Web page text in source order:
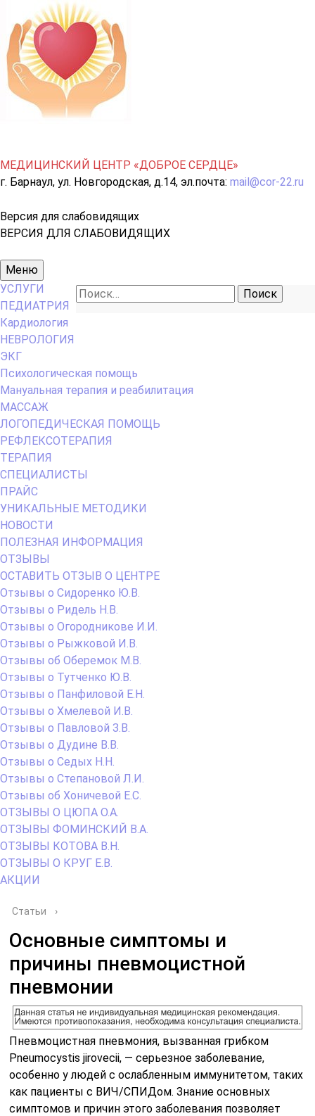
МЕДИЦИНСКИЙ ЦЕНТР «ДОБРОЕ СЕРДЦЕ»
г. Барнаул, ул. Новгородская, д.14, эл.почта: mail@cor-22.ru
Версия для слабовидящих
ВЕРСИЯ ДЛЯ СЛАБОВИДЯЩИХ
Основное
меню
Меню
Найти:
УСЛУГИ
ПЕДИАТРИЯ
Кардиология
НЕВРОЛОГИЯ
ЭКГ
Психологическая помощь
Мануальная терапия и реабилитация
МАССАЖ
ЛОГОПЕДИЧЕСКАЯ ПОМОЩЬ
РЕФЛЕКСОТЕРАПИЯ
ТЕРАПИЯ
СПЕЦИАЛИСТЫ
ПРАЙС
УНИКАЛЬНЫЕ МЕТОДИКИ
НОВОСТИ
ПОЛЕЗНАЯ ИНФОРМАЦИЯ
ОТЗЫВЫ
ОСТАВИТЬ ОТЗЫВ О ЦЕНТРЕ
Отзывы о Сидоренко Ю.В.
Отзывы о Ридель Н.В.
Отзывы о Огородникове И.И.
Отзывы о Рыжковой И.В.
Отзывы об Оберемок М.В.
Отзывы о Тутченко Ю.В.
Отзывы о Панфиловой Е.Н.
Отзывы о Хмелевой И.В.
Отзывы о Павловой З.В.
Отзывы о Дудине В.В.
Отзывы о Седых Н.Н.
Отзывы о Степановой Л.И.
Отзывы об Хоничевой Е.С.
ОТЗЫВЫ О ЦЮПА О.А.
ОТЗЫВЫ ФОМИНСКИЙ В.А.
ОТЗЫВЫ КОТОВА В.Н.
ОТЗЫВЫ О КРУГ Е.В.
АКЦИИ
Статьи ›
Основные симптомы и
причины пневмоцистной
пневмонии
Пневмоцистная пневмония, вызванная грибком
Pneumocystis jirovecii, — серьезное заболевание,
особенно у людей с ослабленным иммунитетом, таких
как пациенты с ВИЧ/СПИДом. Знание основных
симптомов и причин этого заболевания позволяет